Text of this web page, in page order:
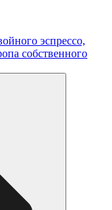
эспрессо,
собственного